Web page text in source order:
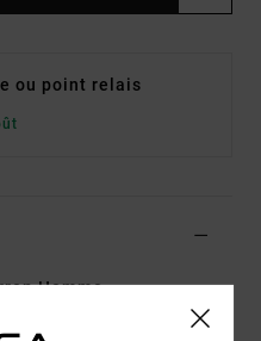
ou point relais
Homme